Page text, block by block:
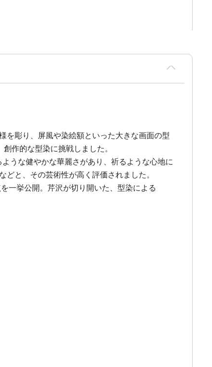
を彫り、屏風や染絵額といった大きな画面の型
作的な型染に挑戦しました。
うな健やかな華麗さがあり、祈るような心地に
と、その芸術性が高く評価されました。
一挙公開。芹沢が切り開いた、型染による